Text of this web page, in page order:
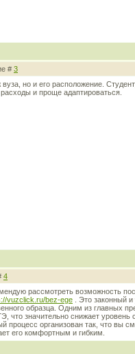
# 3
но и его расположение.
и проще адаптироваться.
4
рассмотреть возможность
vuzclick.ru/bez-ege . Это законный
образца. Одним из главных
что значительно снижает уровень
процесс организован так, что вы
его комфортным и гибким.